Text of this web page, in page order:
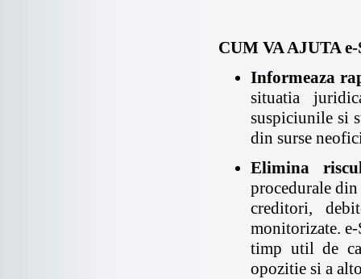
CUM VA AJUTA e-
Informeaza
situatia
suspiciunile si
din surse
Elimina
procedurale
creditori,
monitorizate. e-
timp util de
opozitie si a